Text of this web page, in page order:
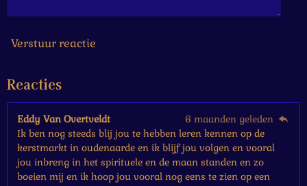
r
r
Verstuur reactie
Reacties
Eddy Van Overtveldt
6 maanden geleden
Ik ben nog steeds blij jou te hebben leren kennen op de
kerstmarkt in oudenaarde en ik blijf jou volgen en vooral
jou inbreng in het spirituele en de maan standen en zo
boeien mij en ik hoop jou vooral nog eens te zien op een